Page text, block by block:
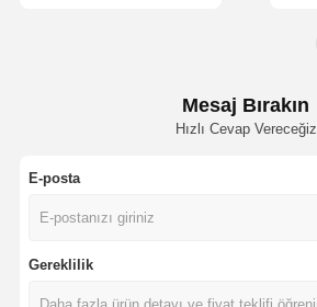
Bir İndirim
İste
Geri Dönüşümlü Kağıt Torba
Dönmüş El Kağıt Torbaları
Kağıt Gıda Teslimat Çantaları
Mesaj Bırakın
Hızlı Cevap Vereceğiz
E-posta
Gereklilik